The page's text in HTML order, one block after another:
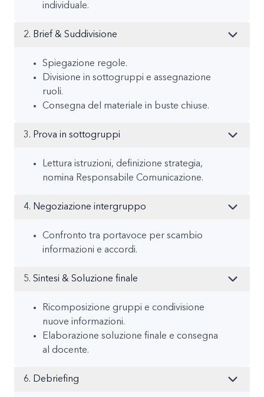
individuale.
2. Brief & Suddivisione
Spiegazione regole.
Divisione in sottogruppi e assegnazione
ruoli.
Consegna del materiale in buste chiuse.
3. Prova in sottogruppi
Lettura istruzioni, definizione strategia,
nomina Responsabile Comunicazione.
4. Negoziazione intergruppo
Confronto tra portavoce per scambio
informazioni e accordi.
5. Sintesi & Soluzione finale
Ricomposizione gruppi e condivisione
nuove informazioni.
Elaborazione soluzione finale e consegna
al docente.
6. Debriefing